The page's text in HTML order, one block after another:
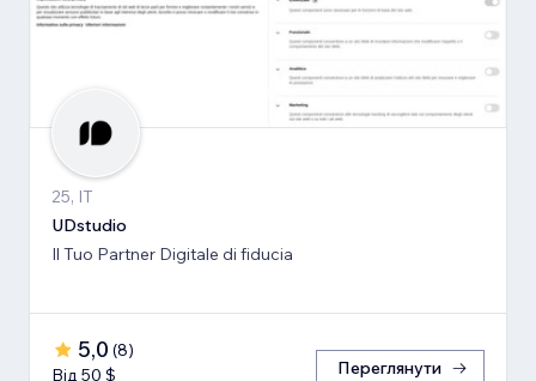
25, IT
UDstudio
Il Tuo Partner Digitale di fiducia
5,0 (8)
Від 50 $
Переглянути